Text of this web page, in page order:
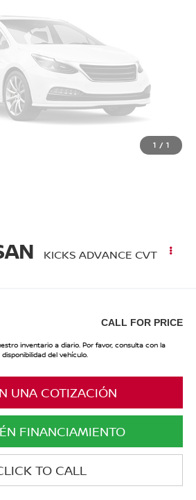
1 / 1
KICKS ADVANCE CVT
CALL FOR PRICE
inventario a diario. Por favor, consulta con la
del vehículo.
UNA COTIZACIÓN
FINANCIAMIENTO
TO CALL